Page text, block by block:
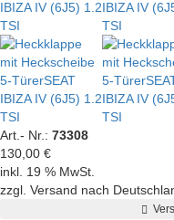
Art.- Nr.: 73308
130,00 €
inkl. 19 % MwSt.
zzgl. Versand nach